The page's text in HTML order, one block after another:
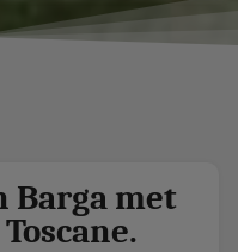
Barga met